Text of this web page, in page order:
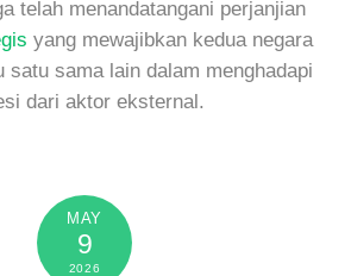
telah menandatangani perjanjian
yang mewajibkan kedua negara
satu sama lain dalam menghadapi
dari aktor eksternal.
MAY
9
2026